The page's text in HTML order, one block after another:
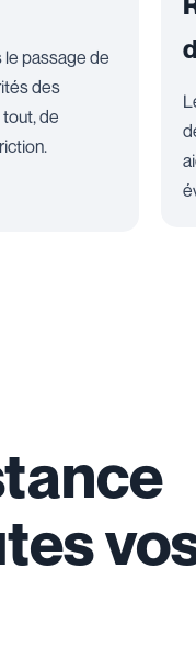
le passage de
des
de